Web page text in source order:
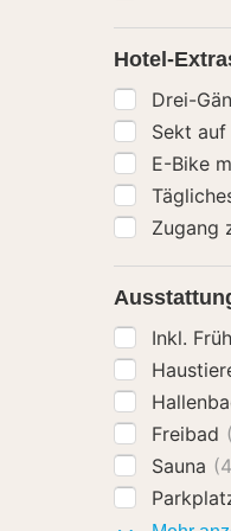
Hotel-
Drei-
E-
Inkl.
Freibad
Sauna